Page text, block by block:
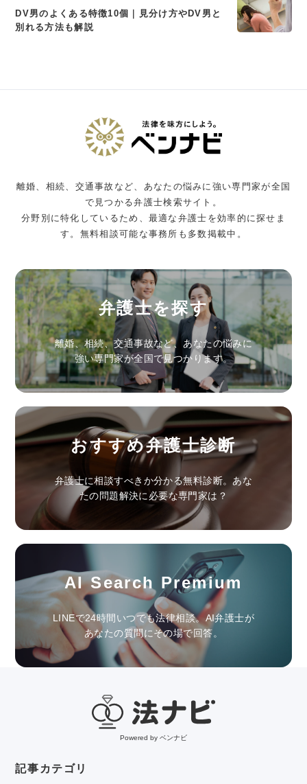
DV男のよくある特徴10個｜見分け方やDV男と
別れる方法も解説
離婚、相続、交通事故など、あなたの悩みに強い専門家が全国
で見つかる弁護士検索サイト。
分野別に特化しているため、最適な弁護士を効率的に探せま
す。無料相談可能な事務所も多数掲載中。
弁護士を探す
離婚、相続、交通事故など、あなたの悩みに
強い専門家が全国で見つかります。
おすすめ弁護士診断
弁護士に相談すべきか分かる無料診断。あな
たの問題解決に必要な専門家は？
AI Search Premium
LINEで24時間いつでも法律相談。AI弁護士が
あなたの質問にその場で回答。
Powered by ベンナビ
記事カテゴリ